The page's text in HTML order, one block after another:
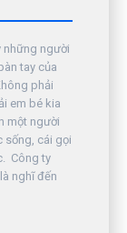
những người
tay của
phải
em bé kia
một người
sống, cái gọi
Công ty
nghĩ đến